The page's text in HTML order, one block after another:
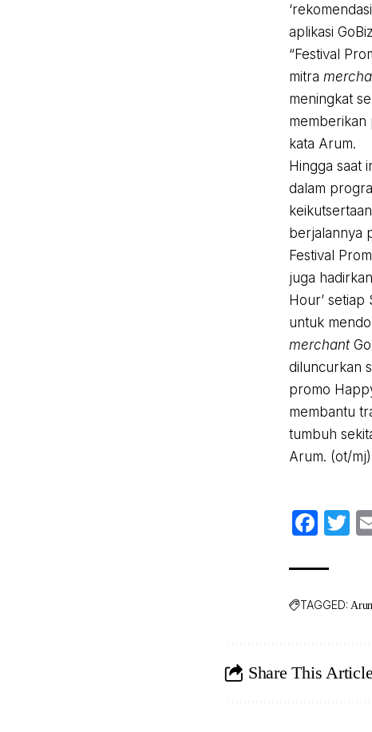
aplikasi
“Festival
mitra
meningkat
memberikan
kata Arum.
Hingga saat
dalam
berjalannya
Festival
juga
Hour’ setiap
untuk
merchant
diluncurkan
promo
membantu
tumbuh
Arum. (ot/mj)
TAGGED:
Share This Article